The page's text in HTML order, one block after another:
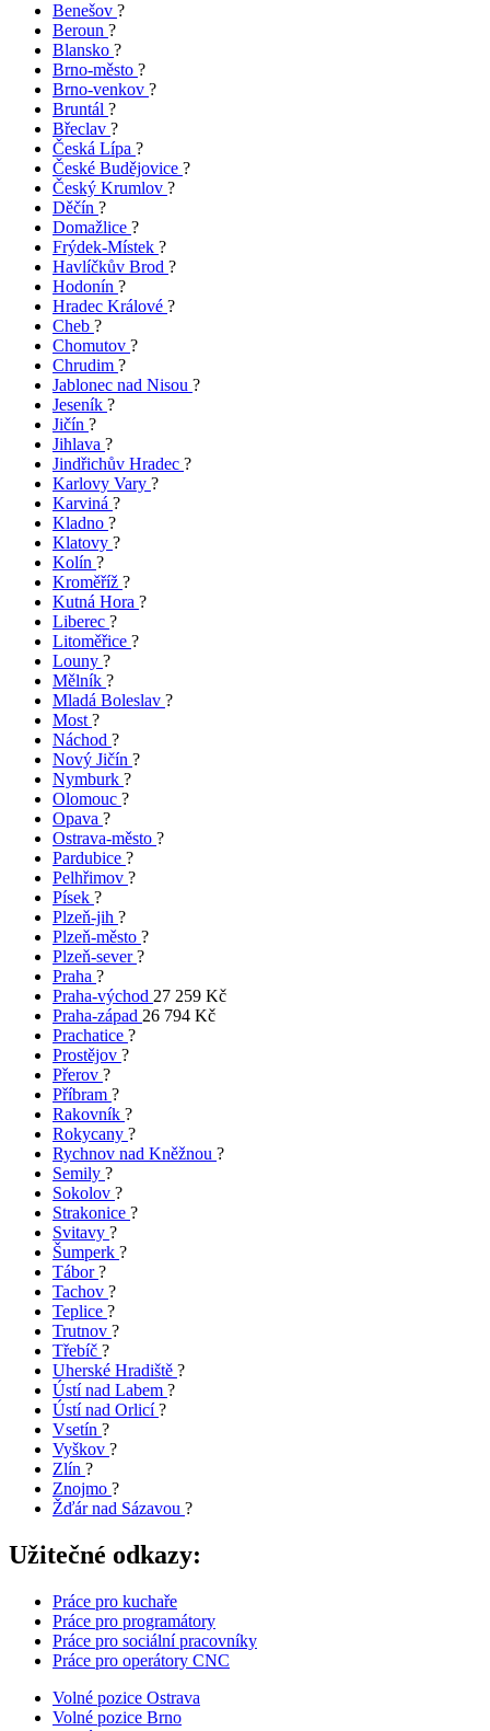
Benešov ?
Beroun ?
Blansko ?
Brno-město ?
Brno-venkov ?
Bruntál ?
Břeclav ?
Česká Lípa ?
České Budějovice ?
Český Krumlov ?
Děčín ?
Domažlice ?
Frýdek-Místek ?
Havlíčkův Brod ?
Hodonín ?
Hradec Králové ?
Cheb ?
Chomutov ?
Chrudim ?
Jablonec nad Nisou ?
Jeseník ?
Jičín ?
Jihlava ?
Jindřichův Hradec ?
Karlovy Vary ?
Karviná ?
Kladno ?
Klatovy ?
Kolín ?
Kroměříž ?
Kutná Hora ?
Liberec ?
Litoměřice ?
Louny ?
Mělník ?
Mladá Boleslav ?
Most?
Náchod ?
Nový Jičín ?
Nymburk ?
Olomouc ?
Opava ?
Ostrava-město ?
Pardubice ?
Pelhřimov ?
Písek ?
Plzeň-jih ?
Plzeň-město ?
Plzeň-sever?
Praha ?
Praha-východ 27 259 Kč
Praha-západ 26 794 Kč
Prachatice ?
Prostějov ?
Přerov ?
Příbram ?
Rakovník ?
Rokycany ?
Rychnov nad Kněžnou ?
Semily ?
Sokolov ?
Strakonice ?
Svitavy ?
Šumperk ?
Tábor?
Tachov ?
Teplice ?
Trutnov ?
Třebíč ?
Uherské Hradiště ?
Ústí nad Labem ?
Ústí nad Orlicí?
Vsetín ?
Vyškov ?
Zlín ?
Znojmo ?
Žďár nad Sázavou ?
Užitečné odkazy:
Práce pro kuchaře
Práce pro programátory
Práce pro sociální pracovníky
Práce pro operátory CNC
Volné pozice Ostrava
Volné pozice Brno